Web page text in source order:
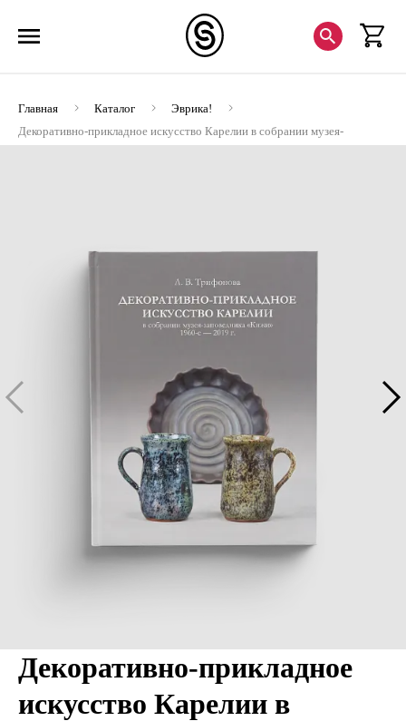
Главная Каталог
Эврика!
Декоративно-прикладное искусство Карелии в собрании музея-
заповедника "Кижи" 1960-е - 2019 (ЭВРИКА!)
Декоративно-прикладное
искусство Карелии в